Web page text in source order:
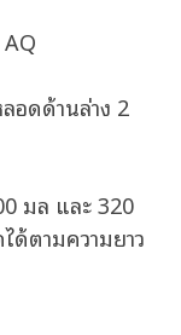
อดด้านล่าง 2
มล และ 320
ด้ตามความยาว